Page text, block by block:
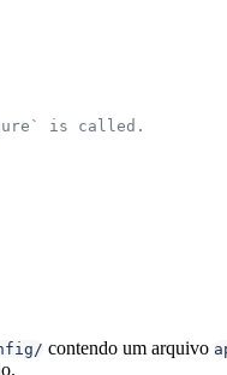
is called.
contendo um arquivo